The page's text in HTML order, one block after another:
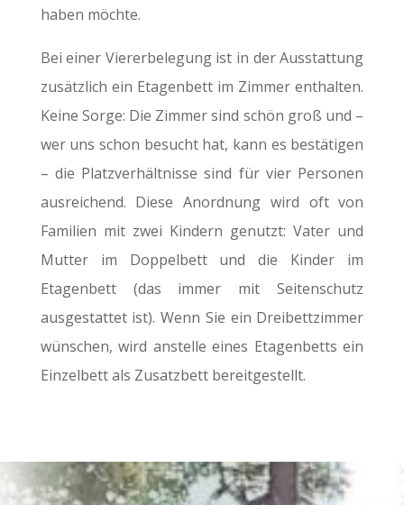
haben möchte.
Bei einer Viererbelegung ist in der Ausstattung
zusätzlich ein Etagenbett im Zimmer enthalten.
Keine Sorge: Die Zimmer sind schön groß und –
wer uns schon besucht hat, kann es bestätigen
– die Platzverhältnisse sind für vier Personen
ausreichend. Diese Anordnung wird oft von
Familien mit zwei Kindern genutzt: Vater und
Mutter im Doppelbett und die Kinder im
Etagenbett (das immer mit Seitenschutz
ausgestattet ist). Wenn Sie ein Dreibettzimmer
wünschen, wird anstelle eines Etagenbetts ein
Einzelbett als Zusatzbett bereitgestellt.